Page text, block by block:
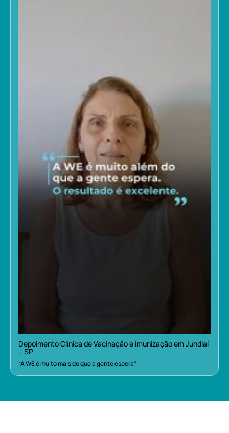
Depoimento Clínica de Vacinação e imunização em Jundiaí
– SP
“A WE é muito mais do que a gente espera”